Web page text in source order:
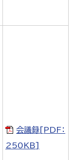
会議録[PDF：
250KB]